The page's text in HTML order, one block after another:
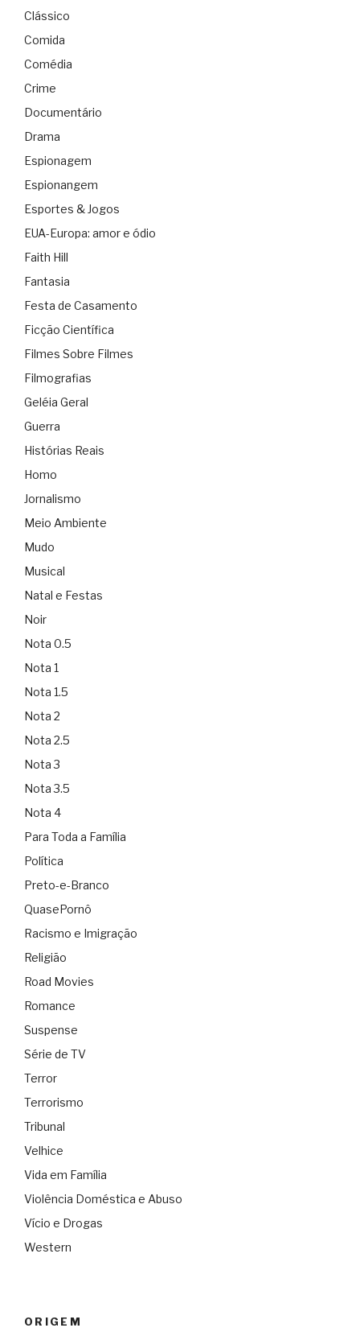
Clássico
Comida
Comédia
Crime
Documentário
Drama
Espionagem
Espionangem
Esportes & Jogos
EUA-Europa: amor e ódio
Faith Hill
Fantasia
Festa de Casamento
Ficção Científica
Filmes Sobre Filmes
Filmografias
Geléia Geral
Guerra
Histórias Reais
Homo
Jornalismo
Meio Ambiente
Mudo
Musical
Natal e Festas
Noir
Nota 0.5
Nota 1
Nota 1.5
Nota 2
Nota 2.5
Nota 3
Nota 3.5
Nota 4
Para Toda a Família
Política
Preto-e-Branco
QuasePornô
Racismo e Imigração
Religião
Road Movies
Romance
Suspense
Série de TV
Terror
Terrorismo
Tribunal
Velhice
Vida em Família
Violência Doméstica e Abuso
Vício e Drogas
Western
ORIGEM